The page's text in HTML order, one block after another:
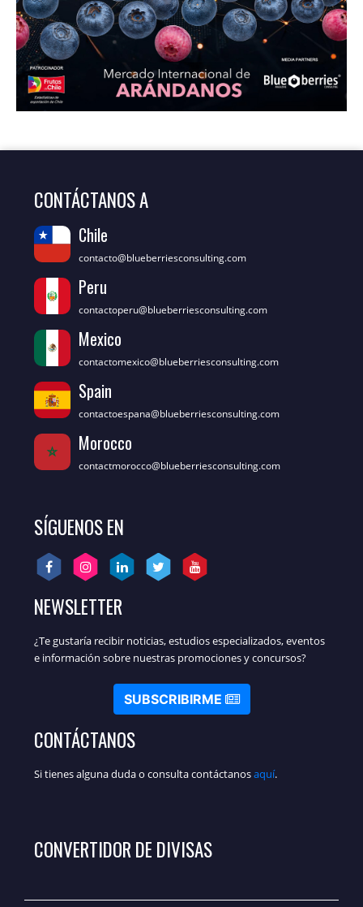
CONTÁCTANOS A
Chile
contacto@blueberriesconsulting.com
Peru
contactoperu@blueberriesconsulting.com
Mexico
contactomexico@blueberriesconsulting.com
Spain
contactoespana@blueberriesconsulting.com
Morocco
contactmorocco@blueberriesconsulting.com
SÍGUENOS EN
NEWSLETTER
¿Te gustaría recibir noticias, estudios especializados, eventos
e información sobre nuestras promociones y concursos?
SUBSCRIBIRME
CONTÁCTANOS
Si tienes alguna duda o consulta contáctanosaquí.
CONVERTIDOR DE DIVISAS